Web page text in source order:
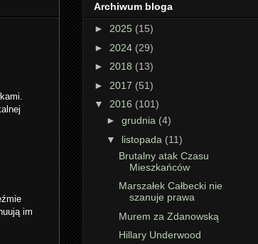
im
Archiwum bloga
► 2025 (15)
► 2024 (29)
► 2018 (13)
► 2017 (51)
▼ 2016 (101)
► grudnia (4)
▼ listopada (11)
Brutalny atak Czasu
Mieszkańców
Marszałek Całbecki nie
szanuje prawa
Murem za Zdanowską
Hillary Underwood